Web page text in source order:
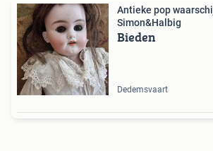
Antieke pop
Simon&Halbig
Bieden
Dedemsvaart